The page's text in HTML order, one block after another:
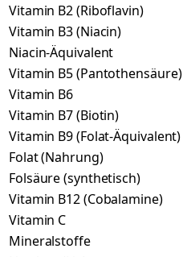
Vitamin B2 (Riboflavin)
Vitamin B3 (Niacin)
Niacin-Äquivalent
Vitamin B5 (Pantothensäure)
Vitamin B6
Vitamin B7 (Biotin)
Vitamin B9 (Folat-Äquivalent)
Folat (Nahrung)
Folsäure (synthetisch)
Vitamin B12 (Cobalamine)
Vitamin C
Mineralstoffe